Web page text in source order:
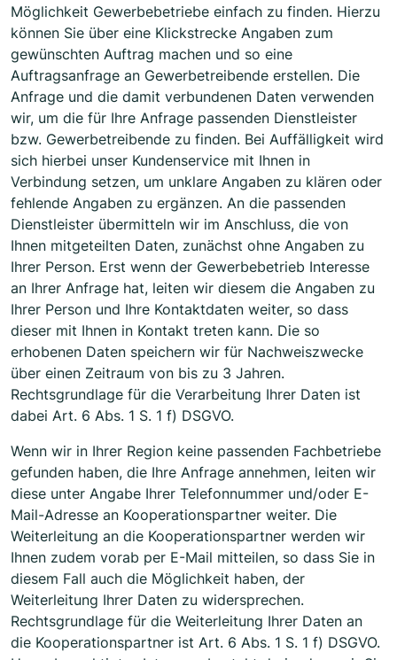
Möglichkeit Gewerbebetriebe einfach zu finden. Hierzu
können Sie über eine Klickstrecke Angaben zum
gewünschten Auftrag machen und so eine
Auftragsanfrage an Gewerbetreibende erstellen. Die
Anfrage und die damit verbundenen Daten verwenden
wir, um die für Ihre Anfrage passenden Dienstleister
bzw. Gewerbetreibende zu finden. Bei Auffälligkeit wird
sich hierbei unser Kundenservice mit Ihnen in
Verbindung setzen, um unklare Angaben zu klären oder
fehlende Angaben zu ergänzen. An die passenden
Dienstleister übermitteln wir im Anschluss, die von
Ihnen mitgeteilten Daten, zunächst ohne Angaben zu
Ihrer Person. Erst wenn der Gewerbebetrieb Interesse
an Ihrer Anfrage hat, leiten wir diesem die Angaben zu
Ihrer Person und Ihre Kontaktdaten weiter, so dass
dieser mit Ihnen in Kontakt treten kann. Die so
erhobenen Daten speichern wir für Nachweiszwecke
über einen Zeitraum von bis zu 3 Jahren.
Rechtsgrundlage für die Verarbeitung Ihrer Daten ist
dabei Art. 6 Abs. 1 S. 1 f) DSGVO.
Wenn wir in Ihrer Region keine passenden Fachbetriebe
gefunden haben, die Ihre Anfrage annehmen, leiten wir
diese unter Angabe Ihrer Telefonnummer und/oder E-
Mail-Adresse an Kooperationspartner weiter. Die
Weiterleitung an die Kooperationspartner werden wir
Ihnen zudem vorab per E-Mail mitteilen, so dass Sie in
diesem Fall auch die Möglichkeit haben, der
Weiterleitung Ihrer Daten zu widersprechen.
Rechtsgrundlage für die Weiterleitung Ihrer Daten an
die Kooperationspartner ist Art. 6 Abs. 1 S. 1 f) DSGVO.